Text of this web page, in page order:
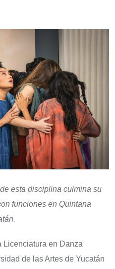
esta disciplina culmina su
funciones en Quintana
Licenciatura en Danza
de las Artes de Yucatán